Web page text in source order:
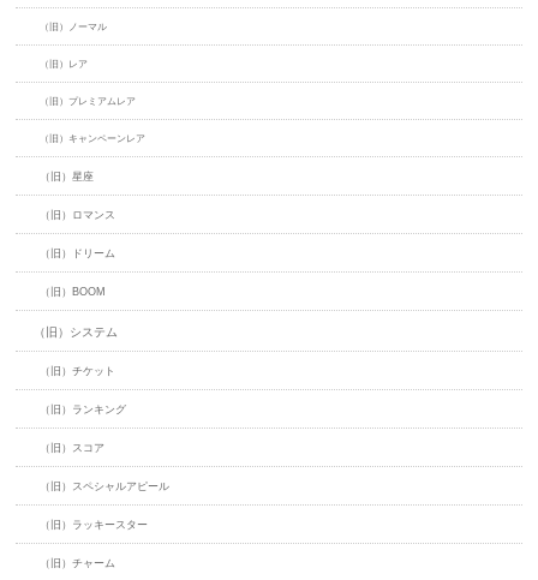
（旧）ノーマル
（旧）レア
（旧）プレミアムレア
（旧）キャンペーンレア
（旧）星座
（旧）ロマンス
（旧）ドリーム
（旧）BOOM
（旧）システム
（旧）チケット
（旧）ランキング
（旧）スコア
（旧）スペシャルアピール
（旧）ラッキースター
（旧）チャーム